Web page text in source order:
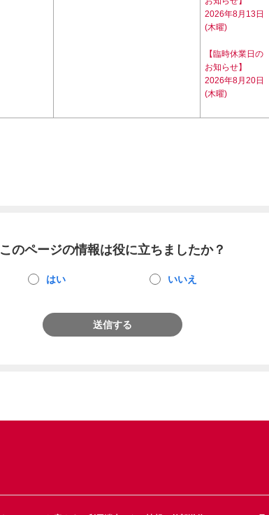
2026年8月13日
(木曜)
【臨時休業日の
お知らせ】
2026年8月20日
(木曜)
このページの情報は役に立ちましたか？
はい いいえ
送信する